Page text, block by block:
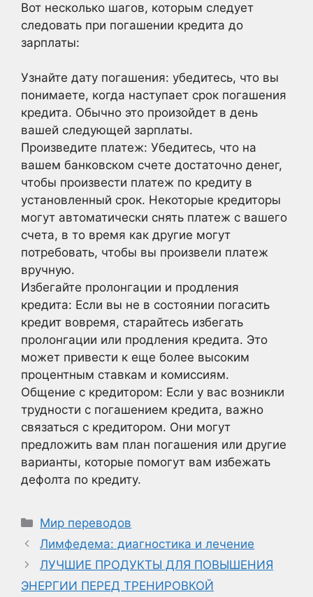
Вот несколько шагов, которым следует
следовать при погашении кредита до
зарплаты:
Узнайте дату погашения: убедитесь, что вы
понимаете, когда наступает срок погашения
кредита. Обычно это произойдет в день
вашей следующей зарплаты.
Произведите платеж: Убедитесь, что на
вашем банковском счете достаточно денег,
чтобы произвести платеж по кредиту в
установленный срок. Некоторые кредиторы
могут автоматически снять платеж с вашего
счета, в то время как другие могут
потребовать, чтобы вы произвели платеж
вручную.
Избегайте пролонгации и продления
кредита: Если вы не в состоянии погасить
кредит вовремя, старайтесь избегать
пролонгации или продления кредита. Это
может привести к еще более высоким
процентным ставкам и комиссиям.
Общение с кредитором: Если у вас возникли
трудности с погашением кредита, важно
связаться с кредитором. Они могут
предложить вам план погашения или другие
варианты, которые помогут вам избежать
дефолта по кредиту.
Рубрики
Мир переводов
Лимфедема: диагностика и лечение
ЛУЧШИЕ ПРОДУКТЫ ДЛЯ ПОВЫШЕНИЯ
ЭНЕРГИИ ПЕРЕД ТРЕНИРОВКОЙ